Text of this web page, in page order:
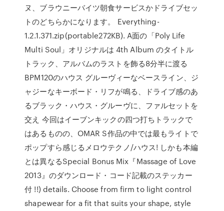
ヌ、ブラウニーバイツ朝食サービスかドライブセッ
トのどちらかになります。 Everything-
1.2.1.371.zip(portable272KB). A面の「Poly Life
Multi Soul」オリジナルは 4th Album のタイトル
トラック、アルバムのラストを飾る8分半に渡る
BPM120のハウス グルーヴィーなベースライン、ジ
ャジーなキーボード・リフが鳴る、ドライブ感のあ
るブラック・ハウス・グルーヴに、ファルセットを
交え 今回はイーブンキックの四つ打ちトラックで
はあるものの、OMAR S作品の中では最もライトで
ポップすら感じるメロウテクノ/ハウス! しかも本編
とは異なるSpecial Bonus Mix『Massage of Love
2013』のダウンロード・コード記載のステッカー
付 !!) details. Choose from firm to light control
shapewear for a fit that suits your shape, style